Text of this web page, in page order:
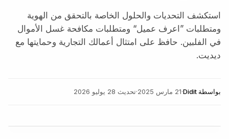
استكشف التحديات والحلول الخاصة بالتحقق من الهوية
ومتطلبات ”اعرف عميل“ ومتطلبات مكافحة غسل الأموال
في الفلبين. حافظ على امتثال أعمالك التجارية وحمايتها مع
ديديت.
بواسطة Didit
·21 مارس 2025 ·تحديث 28 يوليو 2026